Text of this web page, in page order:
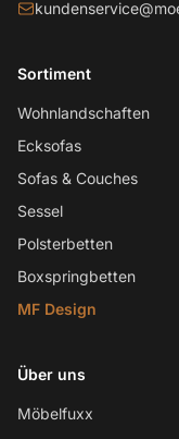
Sortiment
Wohnlandschaften
Ecksofas
Sofas & Couches
Sessel
Polsterbetten
Boxspringbetten
MF Design
Über uns
Möbelfuxx